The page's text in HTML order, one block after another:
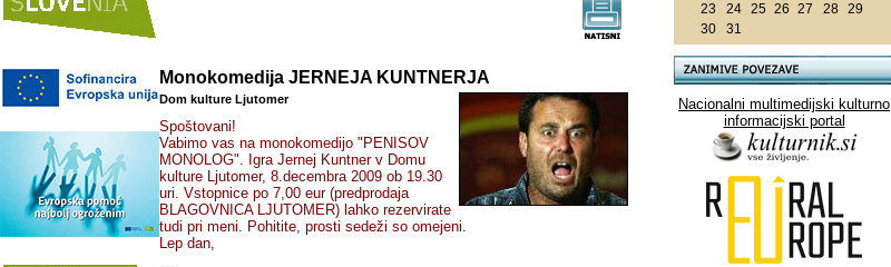
Monokomedija JERNEJA KUNTNERJA
Dom kulture Ljutomer
Spoštovani!
Vabimo vas na monokomedijo "PENISOV
MONOLOG". Igra Jernej Kuntner v Domu
kulture Ljutomer, 8.decembra 2009 ob 19.30
uri. Vstopnice po 7,00 eur (predprodaja
BLAGOVNICA LJUTOMER) lahko rezervirate
tudi pri meni. Pohitite, prosti sedeži so omejeni.
Lep dan,
23
24 25 26 27 28 29
30
31
Nacionalni multimedijski kulturno
informacijski portal